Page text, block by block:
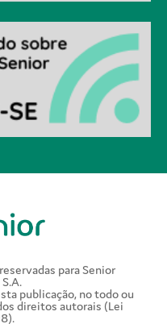
para Senior
publicação, no todo ou
direitos autorais (Lei